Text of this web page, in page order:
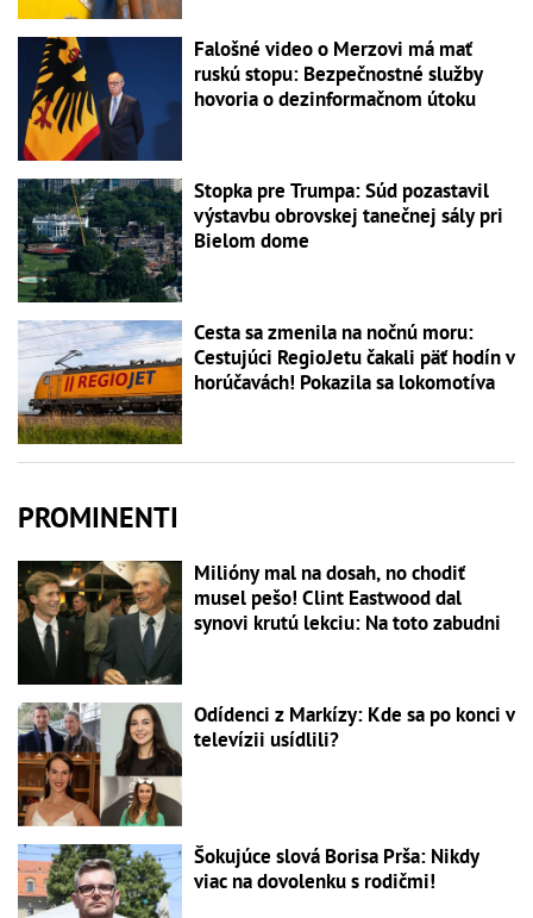
Falošné video o Merzovi má mať
ruskú stopu: Bezpečnostné služby
hovoria o dezinformačnom útoku
Stopka pre Trumpa: Súd pozastavil
výstavbu obrovskej tanečnej sály pri
Bielom dome
Cesta sa zmenila na nočnú moru:
Cestujúci RegioJetu čakali päť hodín v
horúčavách! Pokazila sa lokomotíva
PROMINENTI
Milióny mal na dosah, no chodiť
musel pešo! Clint Eastwood dal
synovi krutú lekciu: Na toto zabudni
Odídenci z Markízy: Kde sa po konci v
televízii usídlili?
Šokujúce slová Borisa Prša: Nikdy
viac na dovolenku s rodičmi!